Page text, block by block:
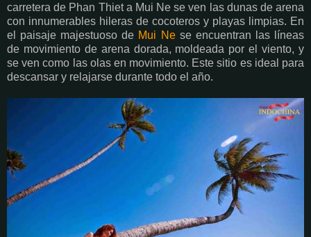
carretera de Phan Thiet a Mui Ne se ven las dunas de arena
con innumerables hileras de cocoteros y playas limpias. En
el paisaje majestuoso de Mui Nese encuentran las líneas
de movimiento de arena dorada, moldeada por el viento, y
se ven como las olas en movimiento. Este sitio es ideal para
descansar y relajarse durante todo el año.